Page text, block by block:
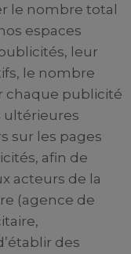
le nombre total
espaces
leur
le nombre
chaque publicité
ultérieures
sur les pages
afin de
acteurs de la
(agence de
des